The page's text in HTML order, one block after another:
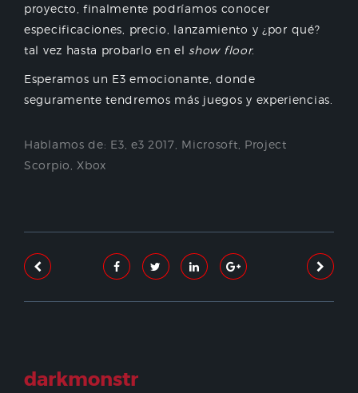
proyecto, finalmente podríamos conocer
especificaciones, precio, lanzamiento y ¿por qué?
tal vez hasta probarlo en el show floor.
Esperamos un E3 emocionante, donde
seguramente tendremos más juegos y experiencias.
Hablamos de: E3 e3 2017 Microsoft Project
Scorpio
Xbox
darkmonstr